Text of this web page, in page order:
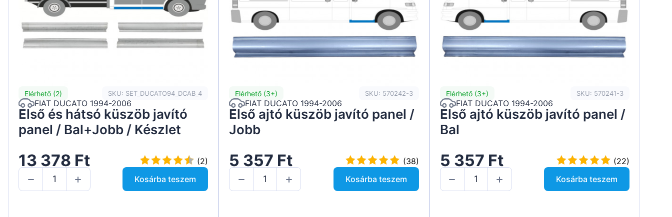
Elérhető (2) SKU: SET_DUCATO94_DCAB_4
FIAT DUCATO 1994-2006
Első és hátsó küszöb javító
panel / Bal+Jobb / Készlet
13 378 Ft
(2)
Kosárba teszem
Elérhető (3+) SKU: 570242-3
FIAT DUCATO 1994-2006
Első ajtó küszöb javító panel /
Jobb
5 357 Ft
(38)
Kosárba teszem
Elérhető (3+) SKU: 570241-3
FIAT DUCATO 1994-2006
Első ajtó küszöb javító panel /
Bal
5 357 Ft
(22)
Kosárba teszem